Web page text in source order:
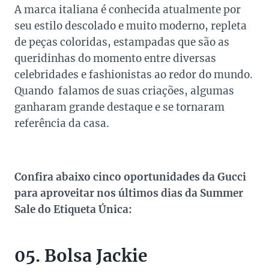
A marca italiana é conhecida atualmente por
seu estilo descolado e muito moderno, repleta
de peças coloridas, estampadas que são as
queridinhas do momento entre diversas
celebridades e fashionistas ao redor do mundo.
Quando falamos de suas criações, algumas
ganharam grande destaque e se tornaram
referência da casa.
Confira abaixo cinco oportunidades da Gucci
para aproveitar nos últimos dias da Summer
Sale do Etiqueta Única:
05. Bolsa Jackie